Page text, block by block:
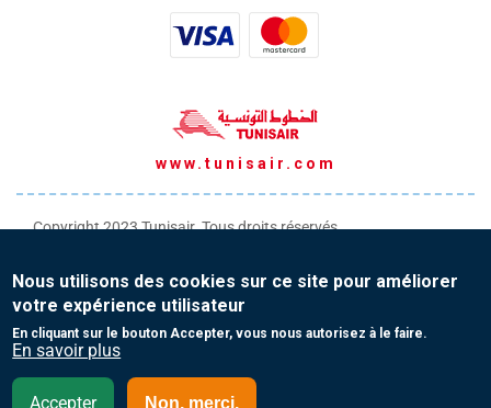
www.tunisair.com
Copyright 2023 Tunisair. Tous droits réservés
Conditions générales de Vente
Protection de vos données personnelles
Nous utilisons des cookies sur ce site pour améliorer
votre expérience utilisateur
En cliquant sur le bouton Accepter, vous nous autorisez à le faire.
En savoir plus
Accepter Non, merci.